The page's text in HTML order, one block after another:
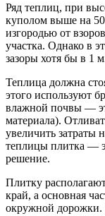
Ряд теплиц, при
куполом выше на
изгородью от
участка. Однако в
зазоры хотя бы в 1
Теплица должна
этого используют
влажной почвы —
материала).
увеличить затраты
теплицы плитка —
решение.
Плитку
край, а основная
окружной дорожки.